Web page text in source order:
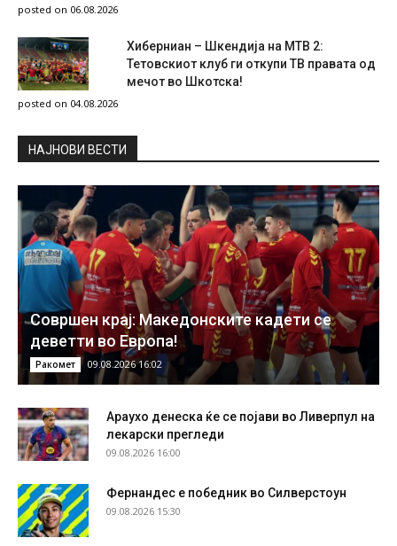
posted on 06.08.2026
Хиберниан – Шкендија на МТВ 2:
Тетовскиот клуб ги откупи ТВ правата од
мечот во Шкотска!
posted on 04.08.2026
НAЈНОВИ ВЕСТИ
Совршен крај: Македонските кадети се
деветти во Европа!
Ракомет 09.08.2026 16:02
Араухо денеска ќе се појави во Ливерпул на
лекарски прегледи
09.08.2026 16:00
Фернандес е победник во Силверстоун
09.08.2026 15:30